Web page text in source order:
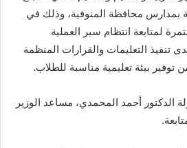
بمدارس محافظة المنوفية، وذلك في
لمتابعة انتظام سير العملية
تنفيذ التعليمات والقرارات المنظمة
من توفير بيئة تعليمية مناسبة للطلاب.
الدكتور أحمد المحمدي، مساعد الوزير